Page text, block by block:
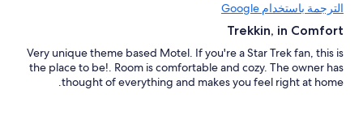
الترجمة باستخدام Google
Trekkin, in Comfort
Very unique theme based Motel. If you're a Star Trek fan, this is
the place to be!. Room is comfortable and cozy. The owner has
thought of everything and makes you feel right at home.